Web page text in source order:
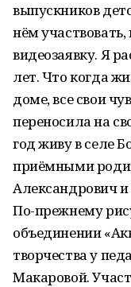
выпускников
нём
видеозаявку. Я
лет. Что когда
доме, все свои
переносила на
год живу в селе
приёмными
Александрович
По-прежнему
объединении
творчества у
Макаровой.